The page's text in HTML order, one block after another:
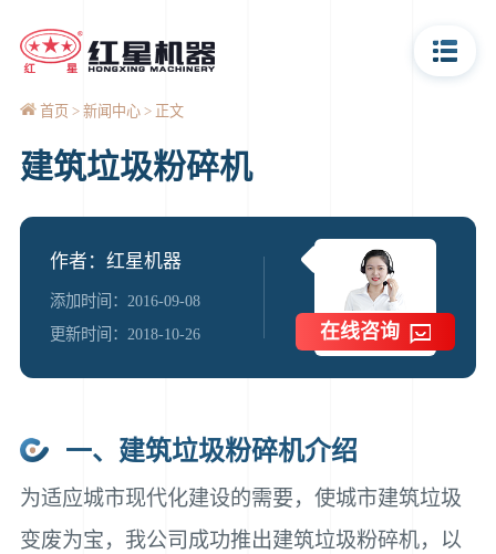
首页 新闻中心 正文
建筑垃圾粉碎机
作者：红星机器
添加时间：2016-09-08
更新时间：2018-10-26
在线咨询
一、建筑垃圾粉碎机介绍
为适应城市现代化建设的需要，使城市建筑垃圾
变废为宝，我公司成功推出建筑垃圾粉碎机，以